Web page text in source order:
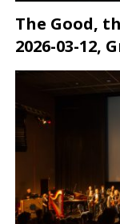
The Good,
2026-03-12,